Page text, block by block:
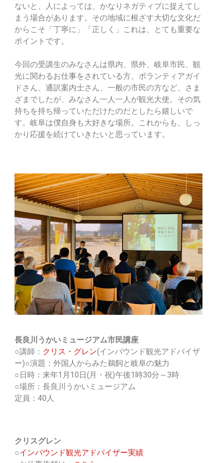
ないと、人によっては、かなりネガティブに捉えてし
まう場合があります。その地域に根ざす大切な文化だ
からこそ「丁寧に」「正しく」これは、とても重要な
ポイントです。
今回の受講生のみなさんは県内、県外、岐阜市民、観
光に関わるお仕事をされている方、ボランティアガイ
ドさん、通訳案内士さん、一般の市民の方など、さま
ざまでしたが、みなさん一人一人が観光大使。その気
持ちを持ち帰っていただけたのだとしたら嬉しいで
す。岐阜は僕自身も大好きな場所。これからも、しっ
かり応援を続けていきたいと思っています。
長良川うかいミュージアム市民講座
○講師： クリス・グレン(インバウンド観光アドバイザ
ー)○演題：外国人からみた鵜飼と岐阜の魅力
○日時：来年1月10日(月・祝)午後1時30分～3時
○場所：長良川うかいミュージアム
定員：40人
クリスグレン
○インバウンド観光アドバイザー実績